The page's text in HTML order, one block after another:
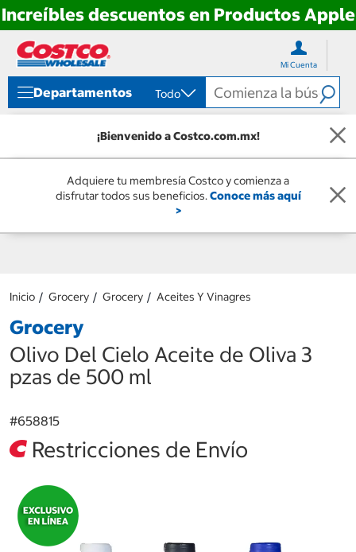
Increíbles descuentos en Productos Apple
directo
contenido
directo
menú
navegación
Mi Cuenta
Departamentos Todo
¡Bienvenido a Costco.com.mx!
Adquiere tu membresía Costco y comienza a
disfrutar todos sus beneficios.Conoce más aquí
>
Inicio Grocery Grocery Aceites Y Vinagres
Grocery
Olivo Del Cielo Aceite de Oliva 3
pzas de 500 ml
#658815
Restricciones de Envío